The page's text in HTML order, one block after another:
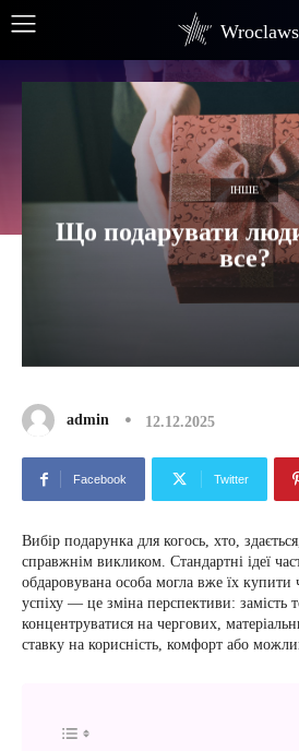
ІНШЕ
Що подарувати
все?
admin 12.12.2025
Facebook Twitter
Вибір подарунка для когось, хто,
справжнім викликом. Стандартні ідеї
обдаровувана особа могла вже їх
успіху — це зміна перспективи: замість
концентруватися на чергових,
ставку на корисність, комфорт або